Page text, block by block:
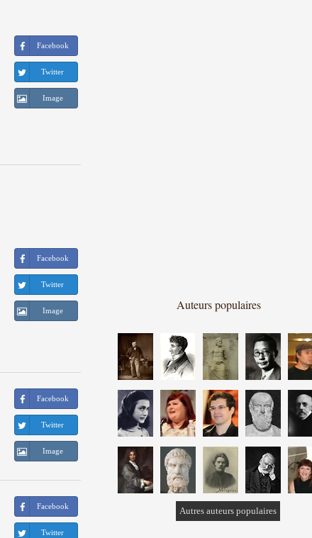
Facebook
Twitter
Image
Facebook
Twitter
Image
Facebook
Twitter
Image
Facebook
Twitter
Auteurs populaires
Autres auteurs populaires